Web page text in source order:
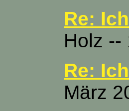
Re:
Holz --
Re:
März